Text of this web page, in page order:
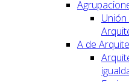
A de